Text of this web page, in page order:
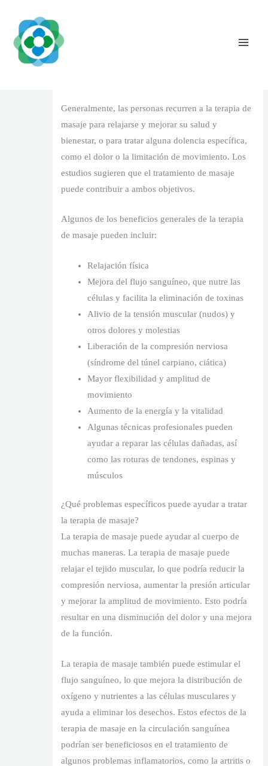
content
Generalmente, las personas recurren a la terapia de
masaje para relajarse y mejorar su salud y
bienestar, o para tratar alguna dolencia específica,
como el dolor o la limitación de movimiento. Los
estudios sugieren que el tratamiento de masaje
puede contribuir a ambos objetivos.
Algunos de los beneficios generales de la terapia
de masaje pueden incluir:
Relajación física
Mejora del flujo sanguíneo, que nutre las
células y facilita la eliminación de toxinas
Alivio de la tensión muscular (nudos) y
otros dolores y molestias
Liberación de la compresión nerviosa
(síndrome del túnel carpiano, ciática)
Mayor flexibilidad y amplitud de
movimiento
Aumento de la energía y la vitalidad
Algunas técnicas profesionales pueden
ayudar a reparar las células dañadas, así
como las roturas de tendones, espinas y
músculos
¿Qué problemas específicos puede ayudar a tratar
la terapia de masaje?
La terapia de masaje puede ayudar al cuerpo de
muchas maneras. La terapia de masaje puede
relajar el tejido muscular, lo que podría reducir la
compresión nerviosa, aumentar la presión articular
y mejorar la amplitud de movimiento. Esto podría
resultar en una disminución del dolor y una mejora
de la función.
La terapia de masaje también puede estimular el
flujo sanguíneo, lo que mejora la distribución de
oxígeno y nutrientes a las células musculares y
ayuda a eliminar los desechos. Estos efectos de la
terapia de masaje en la circulación sanguínea
podrían ser beneficiosos en el tratamiento de
algunos problemas inflamatorios, como la artritis o